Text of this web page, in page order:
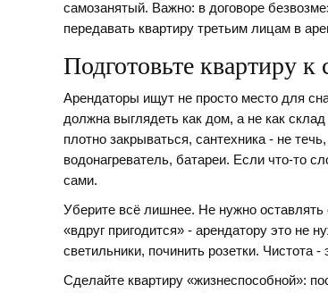
самозанятый. Важно: в договоре
передавать квартиру третьим лицам в
Подготовьте квартиру к
Арендаторы ищут не просто место для
должна выглядеть как дом, а не как
плотно закрываться, сантехника - не
водонагреватель, батареи. Если что-то
сами.
Уберите всё лишнее. Не нужно
«вдруг пригодится» - арендатору это не
светильники, починить розетки. Чистота
Сделайте квартиру «жизнеспособной»: